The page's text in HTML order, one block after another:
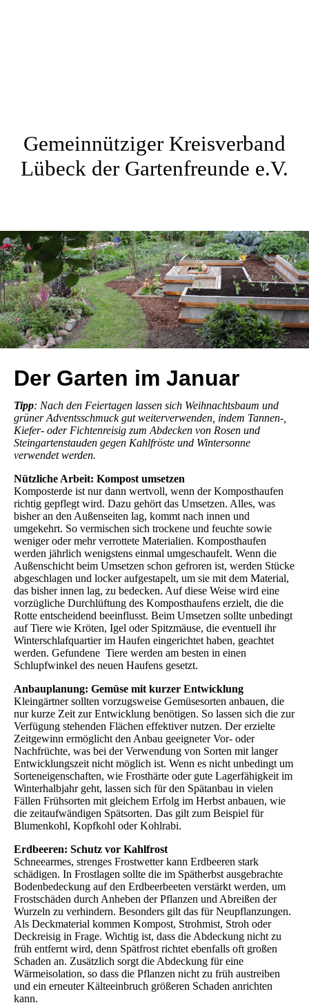
Gemeinnütziger Kreisverband
Lübeck der Gartenfreunde e.V.
Der Garten im Januar
Tipp: Nach den Feiertagen lassen sich Weihnachtsbaum und
grüner Adventsschmuck gut weiterverwenden, indem Tannen-,
Kiefer- oder Fichtenreisig zum Abdecken von Rosen und
Steingartenstauden gegen Kahlfröste und Wintersonne
verwendet werden.
Nützliche Arbeit: Kompost umsetzen
Komposterde ist nur dann wertvoll, wenn der Komposthaufen
richtig gepflegt wird. Dazu gehört das Umsetzen. Alles, was
bisher an den Außenseiten lag, kommt nach innen und
umgekehrt. So vermischen sich trockene und feuchte sowie
weniger oder mehr verrottete Materialien. Komposthaufen
werden jährlich wenigstens einmal umgeschaufelt. Wenn die
Außenschicht beim Umsetzen schon gefroren ist, werden Stücke
abgeschlagen und locker aufgestapelt, um sie mit dem Material,
das bisher innen lag, zu bedecken. Auf diese Weise wird eine
vorzügliche Durchlüftung des Komposthaufens erzielt, die die
Rotte entscheidend beeinflusst. Beim Umsetzen sollte unbedingt
auf Tiere wie Kröten, Igel oder Spitzmäuse, die eventuell ihr
Winterschlafquartier im Haufen eingerichtet haben, geachtet
werden. Gefundene Tiere werden am besten in einen
Schlupfwinkel des neuen Haufens gesetzt.
Anbauplanung: Gemüse mit kurzer Entwicklung
Kleingärtner sollten vorzugsweise Gemüsesorten anbauen, die
nur kurze Zeit zur Entwicklung benötigen. So lassen sich die zur
Verfügung stehenden Flächen effektiver nutzen. Der erzielte
Zeitgewinn ermöglicht den Anbau geeigneter Vor- oder
Nachfrüchte, was bei der Verwendung von Sorten mit langer
Entwicklungszeit nicht möglich ist. Wenn es nicht unbedingt um
Sorteneigenschaften, wie Frosthärte oder gute Lagerfähigkeit im
Winterhalbjahr geht, lassen sich für den Spätanbau in vielen
Fällen Frühsorten mit gleichem Erfolg im Herbst anbauen, wie
die zeitaufwändigen Spätsorten. Das gilt zum Beispiel für
Blumenkohl, Kopfkohl oder Kohlrabi.
Erdbeeren: Schutz vor Kahlfrost
Schneearmes, strenges Frostwetter kann Erdbeeren stark
schädigen. In Frostlagen sollte die im Spätherbst ausgebrachte
Bodenbedeckung auf den Erdbeerbeeten verstärkt werden, um
Frostschäden durch Anheben der Pflanzen und Abreißen der
Wurzeln zu verhindern. Besonders gilt das für Neupflanzungen.
Als Deckmaterial kommen Kompost, Strohmist, Stroh oder
Deckreisig in Frage. Wichtig ist, dass die Abdeckung nicht zu
früh entfernt wird, denn Spätfrost richtet ebenfalls oft großen
Schaden an. Zusätzlich sorgt die Abdeckung für eine
Wärmeisolation, so dass die Pflanzen nicht zu früh austreiben
und ein erneuter Kälteeinbruch größeren Schaden anrichten
kann.